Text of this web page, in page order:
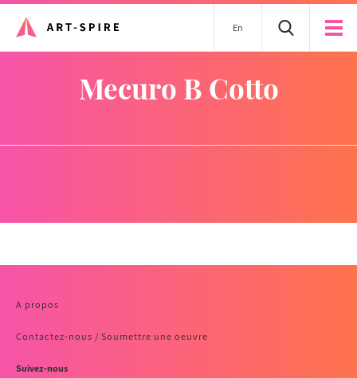
En
Mecuro B Cotto
A propos
Contactez-nous / Soumettre une oeuvre
Suivez-nous